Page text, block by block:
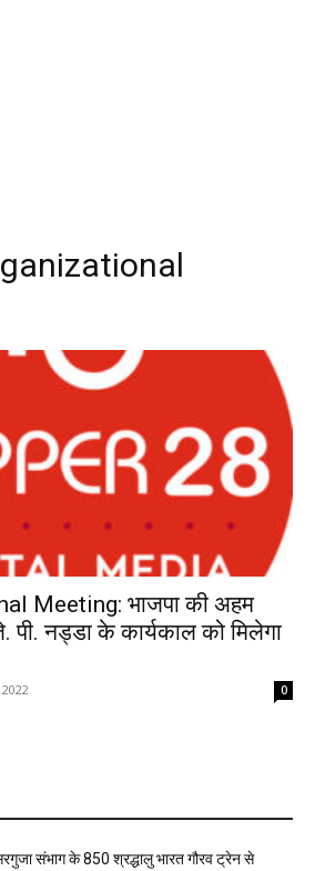
Meeting: भाजपा की अहम
नड्डा के कार्यकाल को मिलेगा
0
संभाग के 850 श्रद्धालु भारत गौरव ट्रेन से